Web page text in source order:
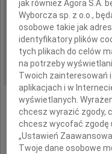
IMIĘ I NAZWISKO:
REGION:
DATA EMISJI:
jak również Agora S.A.
Wyborcza sp. z o.o.,
osobowe takie jak
identyfikatory plików
tych plikach do celów
na potrzeby
Twoich zainteresowań
aplikacjach i w
wyświetlanych.
chcesz wyrazić zgody,
chcesz wycofać zgodę
„Ustawień
Twoje dane osobowe